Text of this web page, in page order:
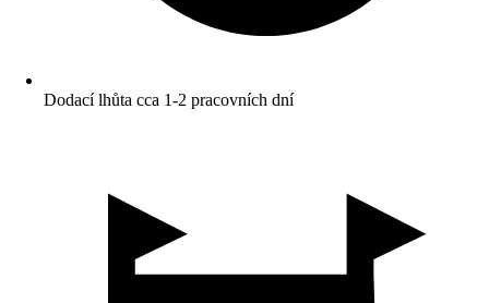
Dodací lhůta cca 1-2 pracovních dní